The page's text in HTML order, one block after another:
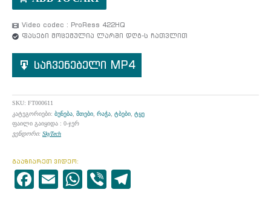
Video codec : ProRess 422HQ
ფასები მოცემულია ლარში დღგ-ს ჩათვლით
საჩვენებელი MP4
SKU: FT000611
კატეგორიები: ბუნება, მთები, რაჭა, ტბები, ტყე
ფაილი გაიყიდა : 0-ჯერ
ვენდორი: SkyTech
გააზიარეთ ვიდეო:
Facebook
EmailWhatsApp
Viber